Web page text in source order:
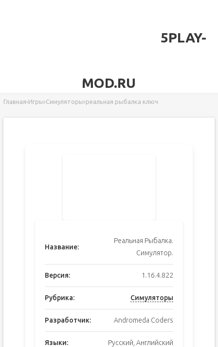
5PLAY-
MOD.RU
Главная›Игры›Симуляторы›реальная рыбалка ключ
Название:
Реальная Рыбалка.
Симулятор.
Версия: 1.16.4.822
Рубрика: Симуляторы
Разработчик: Andromeda Coders
Языки: Русский, Английский